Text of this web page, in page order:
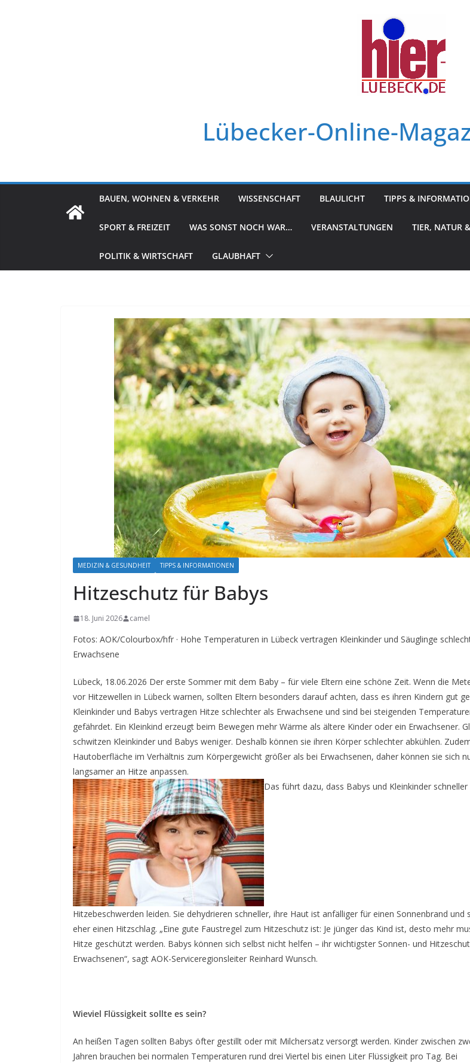
Lübecker-Online-
BAUEN, WOHNEN & VERKEHR WISSENSCHAFT BLAULICHT TIPPS &
SPORT & FREIZEIT WAS SONST NOCH WAR… VERANSTALTUNGEN TIER, NATUR
POLITIK & WIRTSCHAFT GLAUBHAFT
MEDIZIN & GESUNDHEIT TIPPS & INFORMATIONEN
Hitzeschutz für Babys
18. Juni 2026 camel
Fotos: AOK/Colourbox/hfr · Hohe Temperaturen in Lübeck vertragen Kleinkinder und Säuglinge
Erwachsene
Lübeck, 18.06.2026 Der erste Sommer mit dem Baby – für viele Eltern eine schöne Zeit. Wenn die
vor Hitzewellen in Lübeck warnen, sollten Eltern besonders darauf achten, dass es ihren Kindern gut
Kleinkinder und Babys vertragen Hitze schlechter als Erwachsene und sind bei steigenden
gefährdet. Ein Kleinkind erzeugt beim Bewegen mehr Wärme als ältere Kinder oder ein Erwachsener.
schwitzen Kleinkinder und Babys weniger. Deshalb können sie ihren Körper schlechter abkühlen.
Hautoberfläche im Verhältnis zum Körpergewicht größer als bei Erwachsenen, daher können sie sich
langsamer an Hitze anpassen.
Das führt dazu, dass Babys und Kleinkinder
Hitzebeschwerden leiden. Sie dehydrieren schneller, ihre Haut ist anfälliger für einen Sonnenbrand und
eher einen Hitzschlag. „Eine gute Faustregel zum Hitzeschutz ist: Je jünger das Kind ist, desto mehr
Hitze geschützt werden. Babys können sich selbst nicht helfen – ihr wichtigster Sonnen- und
Erwachsenen“, sagt AOK-Serviceregionsleiter Reinhard Wunsch.
Wieviel Flüssigkeit sollte es sein?
An heißen Tagen sollten Babys öfter gestillt oder mit Milchersatz versorgt werden. Kinder zwischen
Jahren brauchen bei normalen Temperaturen rund drei Viertel bis einen Liter Flüssigkeit pro Tag. Bei